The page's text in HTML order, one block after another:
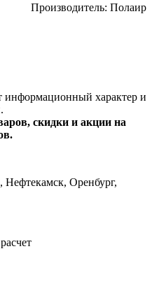
Производитель: Полаир
информационный характер и
скидки и акции на
Оренбург,